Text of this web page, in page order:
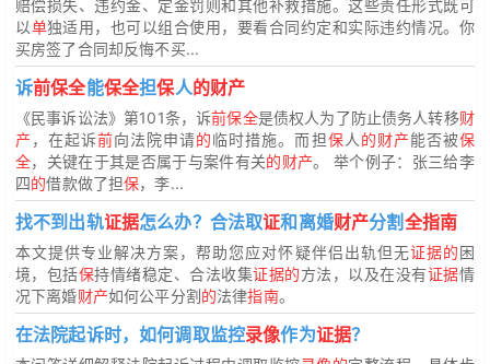
赔偿损失、违约金、定金罚则和其他补救措施。这些责任形式既可
以单独适用，也可以组合使用，要看合同约定和实际违约情况。你
买房签了合同却反悔不买...
诉前保全能保全担保人的财产
《民事诉讼法》第101条，诉前保全是债权人为了防止债务人转移财
产 ，在起诉前向法院申请的临时措施。而担保人 的财产能否被保
全，关键在于其是否属于与案件有关的财产。 举个例子：张三给李
四的借款做了担保，李...
找不到出轨证据怎么办？合法取证和离婚财产分割 全指南
本文提供专业解决方案，帮助您应对怀疑伴侣出轨但无证据的困
境，包括保持情绪稳定、合法收集证据的方法，以及在没有证据情
况下离婚财产如何公平分割 的法律指南。
在法院起诉时，如何调取监控录像作为证据？